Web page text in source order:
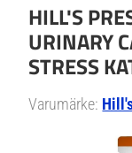
HILL'S
URINARY
STRESS
Varumärke: